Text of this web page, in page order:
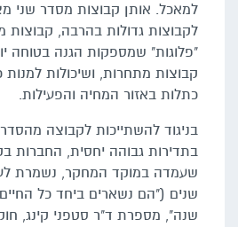
למאכל. אותן קבוצות מסדר שני
לקבוצות גדולות בהרבה, קבוצות
"פלוגות" שמספקות הגנה בטוחה
כתלות באזור המחיה והפעילות.
בניגוד להשתייכות לקבוצה
בתדירות גבוהה יחסית, החברות
שעמדה במוקד המחקר, נשמרת
שנה", מספרת ד"ר סטפני קינג,